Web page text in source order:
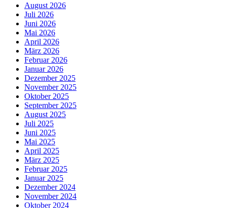
August 2026
Juli 2026
Juni 2026
Mai 2026
April 2026
März 2026
Februar 2026
Januar 2026
Dezember 2025
November 2025
Oktober 2025
September 2025
August 2025
Juli 2025
Juni 2025
Mai 2025
April 2025
März 2025
Februar 2025
Januar 2025
Dezember 2024
November 2024
Oktober 2024